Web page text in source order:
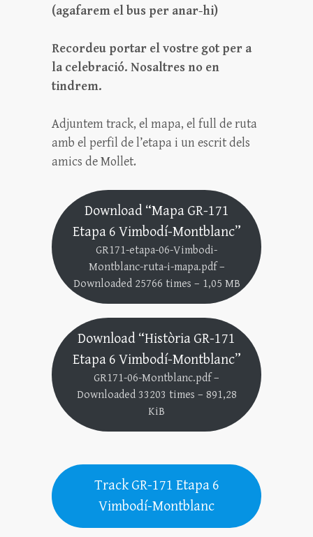
(agafarem el bus per anar-hi)
Recordeu portar el vostre got per a
la celebració. Nosaltres no en
tindrem.
Adjuntem track, el mapa, el full de ruta
amb el perfil de l’etapa i un escrit dels
amics de Mollet.
Download “Mapa GR-171
Etapa 6 Vimbodí-Montblanc”
GR171-etapa-06-Vimbodi-
Montblanc-ruta-i-mapa.pdf –
Downloaded 25766 times – 1,05 MB
Download “Història GR-171
Etapa 6 Vimbodí-Montblanc”
GR171-06-Montblanc.pdf –
Downloaded 33203 times – 891,28
KiB
Track GR-171 Etapa 6
Vimbodí-Montblanc